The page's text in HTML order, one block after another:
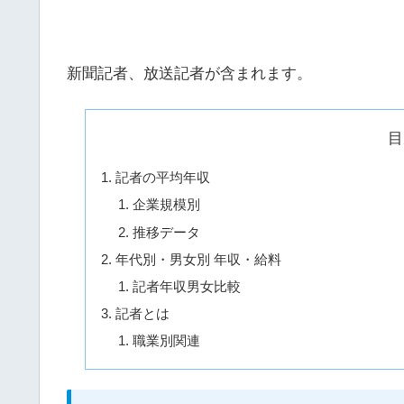
新聞記者、放送記者が含まれます。
記者の平均年収
企業規模別
推移データ
年代別・男女別 年収・給料
記者年収男女比較
記者とは
職業別関連